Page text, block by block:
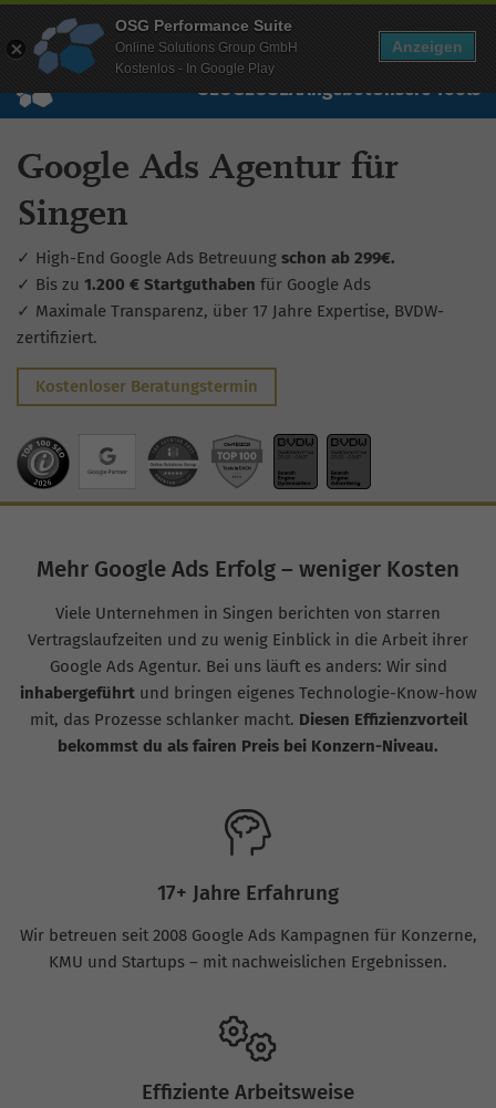
Wissen Free Checks Über uns Free Account
SEOGEOSEAAngebotUnsere Tools
Google Ads Agentur für
Singen
✓ High-End Google Ads Betreuung schon ab 299€.
✓ Bis zu 1.200 € Startguthaben für Google Ads
✓ Maximale Transparenz, über 17 Jahre Expertise, BVDW-
zertifiziert.
Kostenloser Beratungstermin
Mehr Google Ads Erfolg – weniger Kosten
Viele Unternehmen in Singen berichten von starren
Vertragslaufzeiten und zu wenig Einblick in die Arbeit ihrer
Google Ads Agentur. Bei uns läuft es anders: Wir sind
inhabergeführtund bringen eigenes Technologie-Know-how
mit, das Prozesse schlanker macht. Diesen Effizienzvorteil
bekommst du als fairen Preis bei Konzern-Niveau.
17+ Jahre Erfahrung
Wir betreuen seit 2008 Google Ads Kampagnen für Konzerne,
KMU und Startups – mit nachweislichen Ergebnissen.
Effiziente Arbeitsweise
OSG Performance Suite
Online Solutions Group GmbH
Kostenlos - In Google Play
Anzeigen